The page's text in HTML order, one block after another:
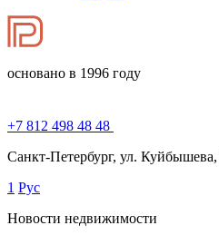
основано в 1996 году
+7 812 498 48 48
Санкт-Петербург, ул. Куйбышева,
1 Рус
Новости недвижимости